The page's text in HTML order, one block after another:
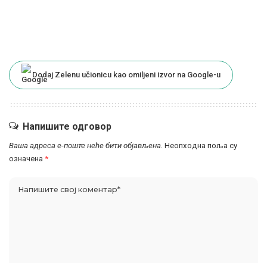
Dodaj Zelenu učionicu kao omiljeni izvor na Google-u
Напишите одговор
Ваша адреса е-поште неће бити објављена. Неопходна поља су
означена *